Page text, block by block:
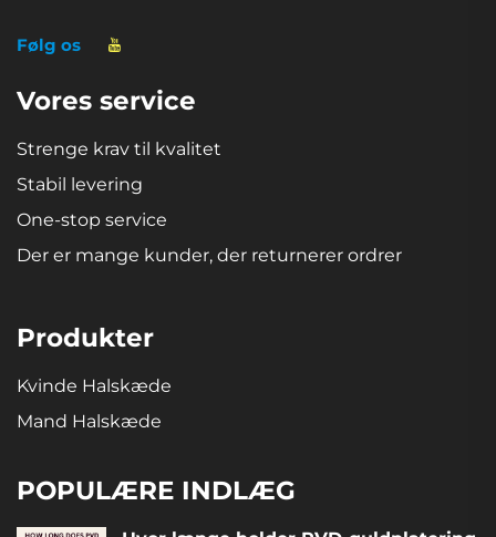
Følg os
Vores service
Strenge krav til kvalitet
Stabil levering
One-stop service
Der er mange kunder, der returnerer ordrer
Produkter
Kvinde Halskæde
Mand Halskæde
POPULÆRE INDLÆG